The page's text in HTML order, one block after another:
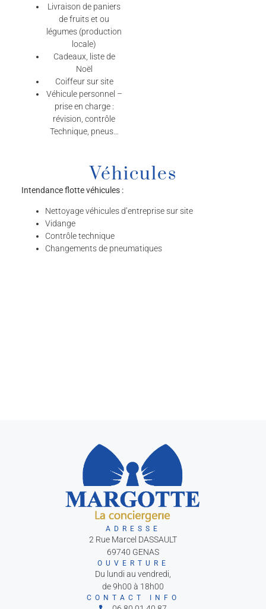
Livraison de paniers
de fruits et ou
légumes (production
locale)
Cadeaux, liste de
Noël
Coiffeur sur site
Véhicule personnel –
prise en charge :
révision, contrôle
Technique, pneus…
Véhicules
Intendance flotte véhicules :
Nettoyage véhicules d’entreprise sur site
Vidange
Contrôle technique
Changements de pneumatiques
ADRESSE
2 Rue Marcel DASSAULT
69740 GENAS
OUVERTURE
Du lundi au vendredi,
de 9h00 à 18h00
CONTACT INFO